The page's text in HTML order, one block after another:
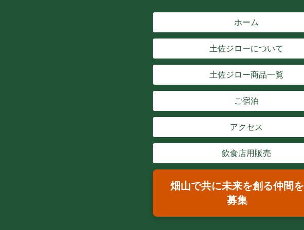
ホーム
土佐ジローについて
土佐ジロー商品一覧
ご宿泊
アクセス
飲食店用販売
畑山で共に未来を創る仲間を
募集